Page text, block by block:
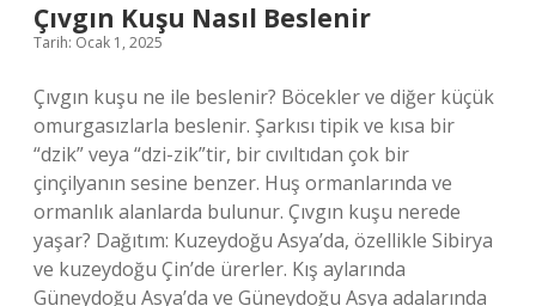
Çıvgın Kuşu Nasıl Beslenir
Tarih: Ocak 1, 2025
Çıvgın kuşu ne ile beslenir? Böcekler ve diğer küçük
omurgasızlarla beslenir. Şarkısı tipik ve kısa bir
“dzik” veya “dzi-zik”tir, bir cıvıltıdan çok bir
çinçilyanın sesine benzer. Huş ormanlarında ve
ormanlık alanlarda bulunur. Çıvgın kuşu nerede
yaşar? Dağıtım: Kuzeydoğu Asya’da, özellikle Sibirya
ve kuzeydoğu Çin’de ürerler. Kış aylarında
Güneydoğu Asya’da ve Güneydoğu Asya adalarında